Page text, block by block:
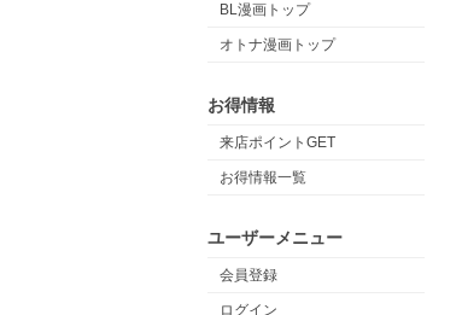
BL漫画トップ
オトナ漫画トップ
お得情報
来店ポイントGET
お得情報一覧
ユーザーメニュー
会員登録
ログイン